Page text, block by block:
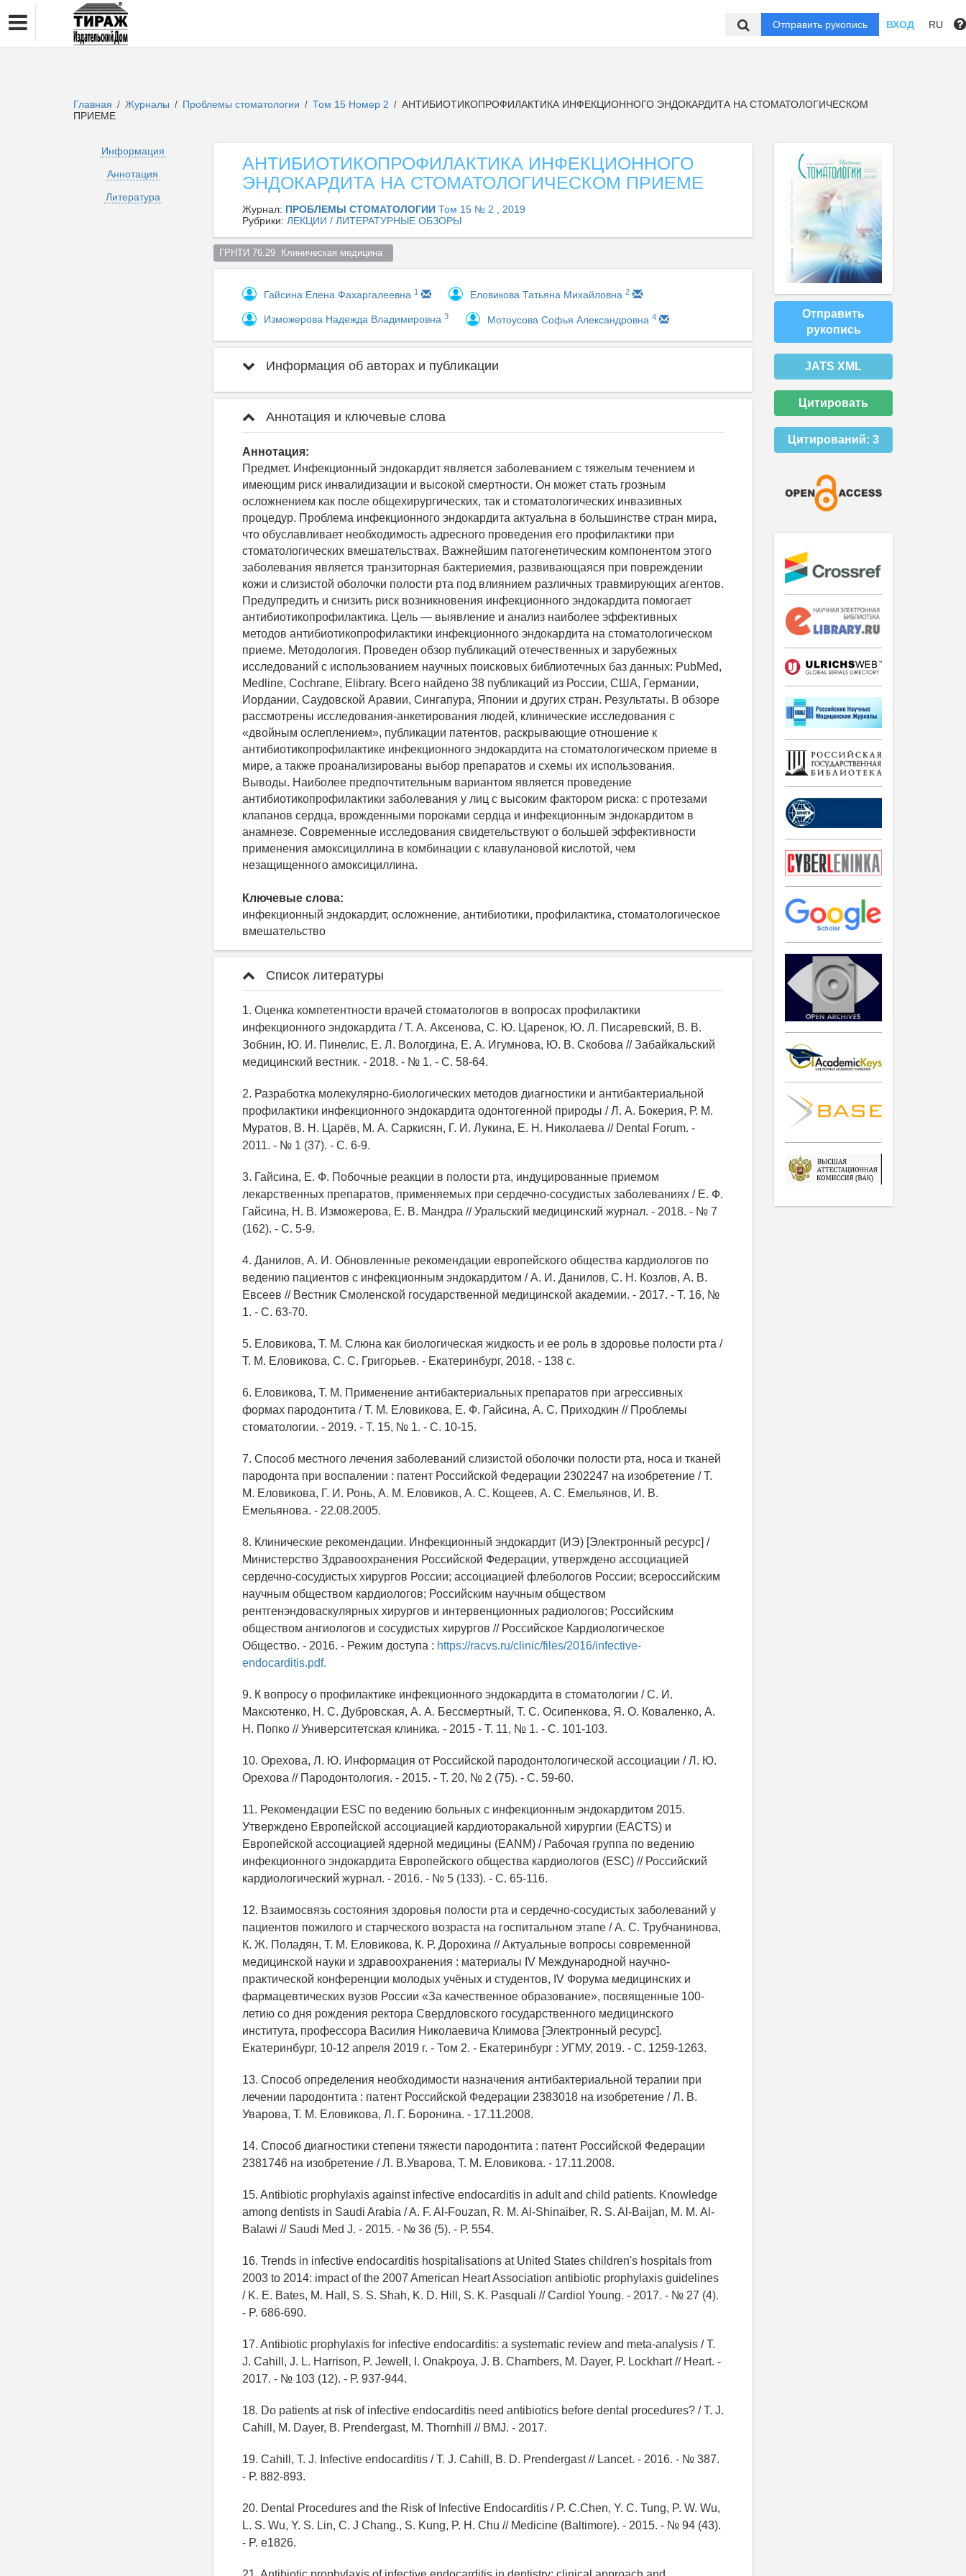
Отправить рукопись ВХОД RU
Главная / Журналы / Проблемы стоматологии / Том 15 Номер 2 / АНТИБИОТИКОПРОФИЛАКТИКА ИНФЕКЦИОННОГО ЭНДОКАРДИТА НА СТОМАТОЛОГИЧЕСКОМ
ПРИЕМЕ
Информация
Аннотация
Литература
АНТИБИОТИКОПРОФИЛАКТИКА ИНФЕКЦИОННОГО
ЭНДОКАРДИТА НА СТОМАТОЛОГИЧЕСКОМ ПРИЕМЕ
Журнал: ПРОБЛЕМЫ СТОМАТОЛОГИИ Том 15 № 2 , 2019
Рубрики: ЛЕКЦИИ / ЛИТЕРАТУРНЫЕ ОБЗОРЫ
ГРНТИ 76.29  Клиническая медицина
Гайсина Елена Фахаргалеевна 1 Еловикова Татьяна Михайловна 2
Изможерова Надежда Владимировна 3 Мотоусова Софья Александровна 4
Информация об авторах и публикации
Аннотация и ключевые слова
Аннотация:
Предмет. Инфекционный эндокардит является заболеванием с тяжелым течением и
имеющим риск инвалидизации и высокой смертности. Он может стать грозным
осложнением как после общехирургических, так и стоматологических инвазивных
процедур. Проблема инфекционного эндокардита актуальна в большинстве стран мира,
что обуславливает необходимость адресного проведения его профилактики при
стоматологических вмешательствах. Важнейшим патогенетическим компонентом этого
заболевания является транзиторная бактериемия, развивающаяся при повреждении
кожи и слизистой оболочки полости рта под влиянием различных травмирующих агентов.
Предупредить и снизить риск возникновения инфекционного эндокардита помогает
антибиотикопрофилактика. Цель ― выявление и анализ наиболее эффективных
методов антибиотикопрофилактики инфекционного эндокардита на стоматологическом
приеме. Методология. Проведен обзор публикаций отечественных и зарубежных
исследований с использованием научных поисковых библиотечных баз данных: PubMed,
Medline, Cochrane, Elibrary. Всего найдено 38 публикаций из России, США, Германии,
Иордании, Саудовской Аравии, Сингапура, Японии и других стран. Результаты. В обзоре
рассмотрены исследования-анкетирования людей, клинические исследования с
«двойным ослеплением», публикации патентов, раскрывающие отношение к
антибиотикопрофилактике инфекционного эндокардита на стоматологическом приеме в
мире, а также проанализированы выбор препаратов и схемы их использования.
Выводы. Наиболее предпочтительным вариантом является проведение
антибиотикопрофилактики заболевания у лиц с высоким фактором риска: с протезами
клапанов сердца, врожденными пороками сердца и инфекционным эндокардитом в
анамнезе. Современные исследования свидетельствуют о большей эффективности
применения амоксициллина в комбинации с клавулановой кислотой, чем
незащищенного амоксициллина.
Ключевые слова:
инфекционный эндокардит, осложнение, антибиотики, профилактика, стоматологическое
вмешательство
Список литературы
1. Оценка компетентности врачей стоматологов в вопросах профилактики
инфекционного эндокардита / Т. А. Аксенова, С. Ю. Царенок, Ю. Л. Писаревский, В. В.
Зобнин, Ю. И. Пинелис, Е. Л. Вологдина, Е. А. Игумнова, Ю. В. Скобова // Забайкальский
медицинский вестник. - 2018. - № 1. - С. 58-64.
2. Разработка молекулярно-биологических методов диагностики и антибактериальной
профилактики инфекционного эндокардита одонтогенной природы / Л. А. Бокерия, Р. М.
Муратов, В. Н. Царёв, М. А. Саркисян, Г. И. Лукина, Е. Н. Николаева // Dental Forum. -
2011. - № 1 (37). - С. 6-9.
3. Гайсина, Е. Ф. Побочные реакции в полости рта, индуцированные приемом
лекарственных препаратов, применяемых при сердечно-сосудистых заболеваниях / Е. Ф.
Гайсина, Н. В. Изможерова, Е. В. Мандра // Уральский медицинский журнал. - 2018. - № 7
(162). - С. 5-9.
4. Данилов, А. И. Обновленные рекомендации европейского общества кардиологов по
ведению пациентов с инфекционным эндокардитом / А. И. Данилов, С. Н. Козлов, А. В.
Евсеев // Вестник Смоленской государственной медицинской академии. - 2017. - Т. 16, №
1. - С. 63-70.
5. Еловикова, Т. М. Слюна как биологическая жидкость и ее роль в здоровье полости рта /
Т. М. Еловикова, С. С. Григорьев. - Екатеринбург, 2018. - 138 с.
6. Еловикова, Т. М. Применение антибактериальных препаратов при агрессивных
формах пародонтита / Т. М. Еловикова, Е. Ф. Гайсина, А. С. Приходкин // Проблемы
стоматологии. - 2019. - Т. 15, № 1. - С. 10-15.
7. Способ местного лечения заболеваний слизистой оболочки полости рта, носа и тканей
пародонта при воспалении : патент Российской Федерации 2302247 на изобретение / Т.
М. Еловикова, Г. И. Ронь, А. М. Еловиков, А. С. Кощеев, А. С. Емельянов, И. В.
Емельянова. - 22.08.2005.
8. Клинические рекомендации. Инфекционный эндокардит (ИЭ) [Электронный ресурс] /
Министерство Здравоохранения Российской Федерации, утверждено ассоциацией
сердечно-сосудистых хирургов России; ассоциацией флебологов России; всероссийским
научным обществом кардиологов; Российским научным обществом
рентгенэндоваскулярных хирургов и интервенционных радиологов; Российским
обществом ангиологов и сосудистых хирургов // Российское Кардиологическое
Общество. - 2016. - Режим доступа : https://racvs.ru/clinic/files/2016/infective-
endocarditis.pdf.
9. К вопросу о профилактике инфекционного эндокардита в стоматологии / С. И.
Максютенко, Н. С. Дубровская, А. А. Бессмертный, Т. С. Осипенкова, Я. О. Коваленко, А.
Н. Попко // Университетская клиника. - 2015 - Т. 11, № 1. - С. 101-103.
10. Орехова, Л. Ю. Информация от Российской пародонтологической ассоциации / Л. Ю.
Орехова // Пародонтология. - 2015. - Т. 20, № 2 (75). - С. 59-60.
11. Рекомендации ESC по ведению больных с инфекционным эндокардитом 2015.
Утверждено Европейской ассоциацией кардиоторакальной хирургии (EACTS) и
Европейской ассоциацией ядерной медицины (EANM) / Рабочая группа по ведению
инфекционного эндокардита Европейского общества кардиологов (ESC) // Российский
кардиологический журнал. - 2016. - № 5 (133). - С. 65-116.
12. Взаимосвязь состояния здоровья полости рта и сердечно-сосудистых заболеваний у
пациентов пожилого и старческого возраста на госпитальном этапе / А. С. Трубчанинова,
К. Ж. Поладян, Т. М. Еловикова, К. Р. Дорохина // Актуальные вопросы современной
медицинской науки и здравоохранения : материалы IV Международной научно-
практической конференции молодых учёных и студентов, IV Форума медицинских и
фармацевтических вузов России «За качественное образование», посвященные 100-
летию со дня рождения ректора Свердловского государственного медицинского
института, профессора Василия Николаевича Климова [Электронный ресурс].
Екатеринбург, 10-12 апреля 2019 г. - Том 2. - Екатеринбург : УГМУ, 2019. - С. 1259-1263.
13. Способ определения необходимости назначения антибактериальной терапии при
лечении пародонтита : патент Российской Федерации 2383018 на изобретение / Л. В.
Уварова, Т. М. Еловикова, Л. Г. Боронина. - 17.11.2008.
14. Способ диагностики степени тяжести пародонтита : патент Российской Федерации
2381746 на изобретение / Л. В.Уварова, Т. М. Еловикова. - 17.11.2008.
15. Antibiotic prophylaxis against infective endocarditis in adult and child patients. Knowledge
among dentists in Saudi Arabia / A. F. Al-Fouzan, R. M. Al-Shinaiber, R. S. Al-Baijan, M. M. Al-
Balawi // Saudi Med J. - 2015. - № 36 (5). - Р. 554.
16. Trends in infective endocarditis hospitalisations at United States children's hospitals from
2003 to 2014: impact of the 2007 American Heart Association antibiotic prophylaxis guidelines
/ K. E. Bates, M. Hall, S. S. Shah, K. D. Hill, S. K. Pasquali // Cardiol Young. - 2017. - № 27 (4).
- P. 686-690.
17. Antibiotic prophylaxis for infective endocarditis: a systematic review and meta-analysis / T.
J. Cahill, J. L. Harrison, P. Jewell, I. Onakpoya, J. B. Chambers, M. Dayer, P. Lockhart // Heart. -
2017. - № 103 (12). - Р. 937-944.
18. Do patients at risk of infective endocarditis need antibiotics before dental procedures? / T. J.
Cahill, M. Dayer, B. Prendergast, M. Thornhill // BMJ. - 2017.
19. Cahill, T. J. Infective endocarditis / T. J. Cahill, B. D. Prendergast // Lancet. - 2016. - № 387.
- Р. 882-893.
20. Dental Procedures and the Risk of Infective Endocarditis / P. C.Chen, Y. C. Tung, P. W. Wu,
L. S. Wu, Y. S. Lin, C. J Chang., S. Kung, P. H. Chu // Medicine (Baltimore). - 2015. - № 94 (43).
- P. e1826.
Отправить
рукопись
JATS XML
Цитировать
Цитирований: 3